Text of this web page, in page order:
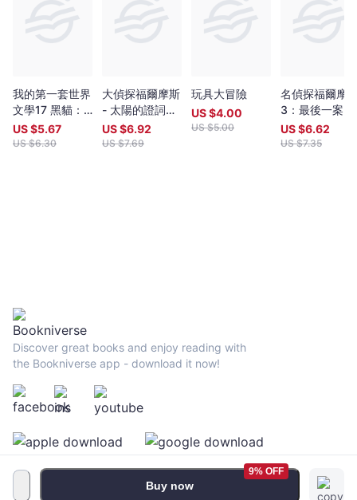
我的第一套世界
文學17 黑貓：
愛倫・坡恐怖推
理小說集
US $5.67
US $6.30
大偵探福爾摩斯
- 太陽的證詞
37
US $6.92
US $7.69
玩具大冒險
US $4.00
US $5.00
名偵探福爾摩
3：最後一案
US $6.62
US $7.35
Buy now
9% OFF
Discover great books and enjoy reading with
the Bookniverse app - download it now!